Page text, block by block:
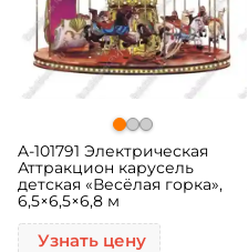
A-101791 Электрическая
Аттракцион карусель
детская «Весёлая горка»,
6,5×6,5×6,8 м
Узнать цену